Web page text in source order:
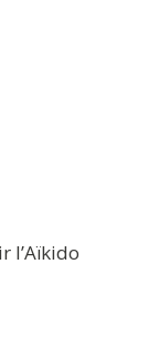
l’Aïkido